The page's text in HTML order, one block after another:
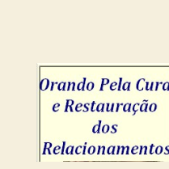
Senhor Jesus Cristo, vosso
Amém. Novena a Nhá Chica
celestiais através da
(Rezar durante nove dias
recorro a vós como